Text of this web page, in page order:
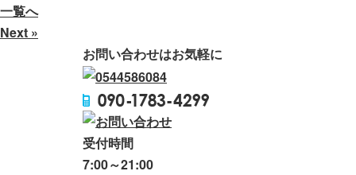
一覧へ
Next »
お問い合わせはお気軽に
受付時間
7:00～21:00